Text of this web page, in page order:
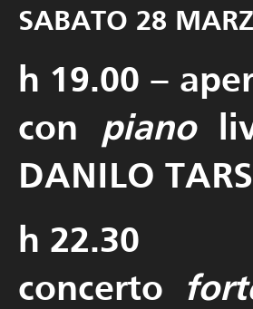
SABATO 28
h 19.00 –
con piano
DANILO
h 22.30
concerto